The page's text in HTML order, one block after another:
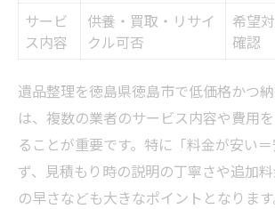
サービ
ス内容
供養・買取・リサイ
クル可否
希望
確認
遺品整理を徳島県徳島市で低価格かつ
は、複数の業者のサービス内容や費用
ることが重要です。特に「料金が安い
ず、見積もり時の説明の丁寧さや追加
の早さなども大きなポイントとなりま